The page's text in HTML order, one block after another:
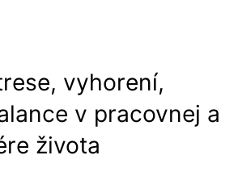
vyhorení,
v pracovnej a
života